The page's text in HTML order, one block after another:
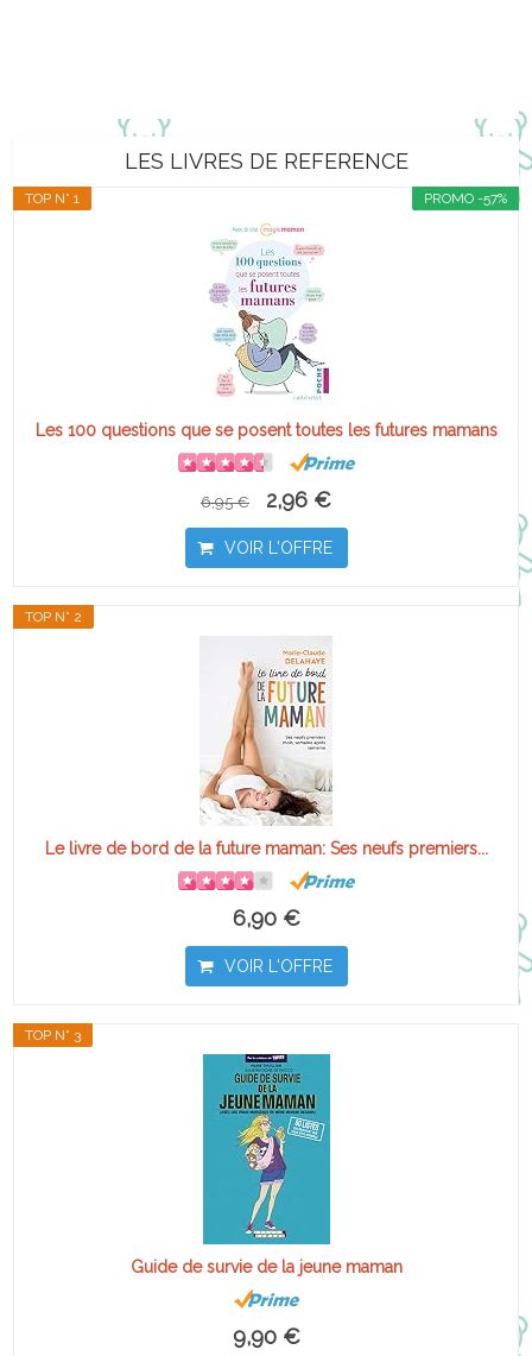
LES LIVRES DE REFERENCE
PROMO -57%
TOP N° 1
Les 100 questions que se posent toutes les futures mamans
6,95 € 2,96 €
VOIR L'OFFRE
TOP N° 2
Le livre de bord de la future maman: Ses neufs premiers...
6,90 €
VOIR L'OFFRE
TOP N° 3
Guide de survie de la jeune maman
9,90 €